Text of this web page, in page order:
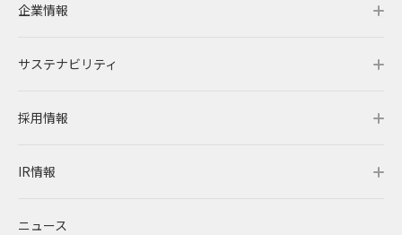
事業情報トップ
事業概要
レノバの強み
発電所・蓄電所一覧
コーポレートPPA
企業情報
企業情報トップ
会社概要・アクセス
CEOメッセージ
企業理念
サステナビリティ
サステナビリティトップ
理念・ポリシー
環境
採用情報
採用情報トップ
RENOVAを知る
IR情報
IR情報トップ
ニュース